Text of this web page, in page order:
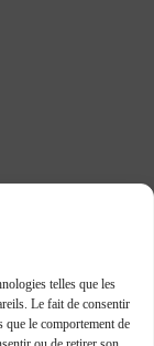
telles que les
Le fait de consentir
que le comportement de